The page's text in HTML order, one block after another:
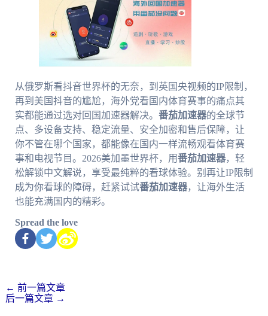
从俄罗斯看抖音世界杯的无奈，到英国央视频的IP限制，
再到美国抖音的尴尬，海外党看国内体育赛事的痛点其
实都能通过选对回国加速器解决。 番茄加速器的全球节
点、多设备支持、稳定流量、安全加密和售后保障，让
你不管在哪个国家，都能像在国内一样流畅观看体育赛
事和电视节目。2026美加墨世界杯，用番茄加速器，轻
松解锁中文解说，享受最纯粹的看球体验。别再让IP限制
成为你看球的障碍，赶紧试试番茄加速器，让海外生活
也能充满国内的精彩。
Spread the love
← 前一篇文章
后一篇文章 →